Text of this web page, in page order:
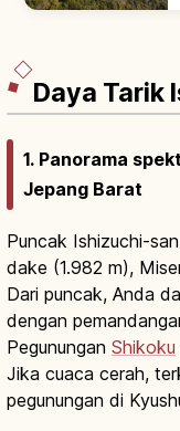
Daya Tarik
1. Panorama
Jepang Barat
Puncak Ishizuchi-
dake (1.982 m),
Dari puncak, Anda
dengan
Pegunungan Shikoku
Jika cuaca cerah,
pegunungan di